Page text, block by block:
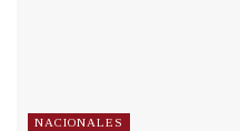
NACIONALES